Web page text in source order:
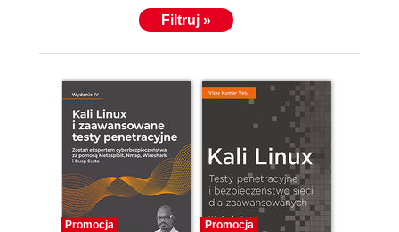
Filtruj »
Promocja Promocja